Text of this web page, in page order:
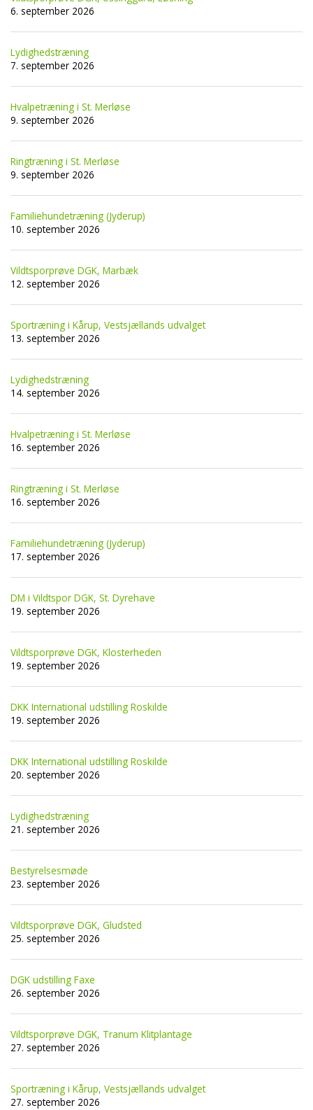
6. september 2026
Lydighedstræning
7. september 2026
Hvalpetræning i St. Merløse
9. september 2026
Ringtræning i St. Merløse
9. september 2026
Familiehundetræning (Jyderup)
10. september 2026
Vildtsporprøve DGK, Marbæk
12. september 2026
Sportræning i Kårup, Vestsjællands udvalget
13. september 2026
Lydighedstræning
14. september 2026
Hvalpetræning i St. Merløse
16. september 2026
Ringtræning i St. Merløse
16. september 2026
Familiehundetræning (Jyderup)
17. september 2026
DM i Vildtspor DGK, St. Dyrehave
19. september 2026
Vildtsporprøve DGK, Klosterheden
19. september 2026
DKK International udstilling Roskilde
19. september 2026
DKK International udstilling Roskilde
20. september 2026
Lydighedstræning
21. september 2026
Bestyrelsesmøde
23. september 2026
Vildtsporprøve DGK, Gludsted
25. september 2026
DGK udstilling Faxe
26. september 2026
Vildtsporprøve DGK, Tranum Klitplantage
27. september 2026
Sportræning i Kårup, Vestsjællands udvalget
27. september 2026